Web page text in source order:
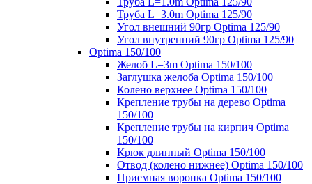
Труба L=3.0m Optima 125/90
Угол внешний 90гр Optima 125/90
Угол внутренний 90гр Optima 125/90
Optima 150/100
Желоб L=3m Optima 150/100
Заглушка желоба Optima 150/100
Колено верхнее Optima 150/100
Крепление трубы на дерево Optima
150/100
Крепление трубы на кирпич Optima
150/100
Крюк длинный Optima 150/100
Отвод (колено нижнее) Optima 150/100
Приемная воронка Optima 150/100